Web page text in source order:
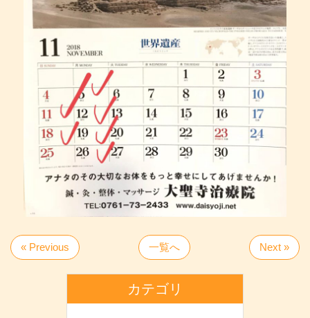
« Previous 一覧へ Next »
カテゴリ